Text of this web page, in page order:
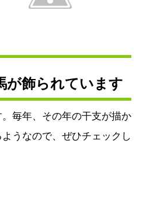
が飾られています
毎年、その年の干支が描か
うなので、ぜひチェックし